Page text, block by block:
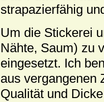
strapazierfähig
Um die Stickerei
Nähte, Saum) zu
eingesetzt. Ich
aus vergangenen
Qualität und